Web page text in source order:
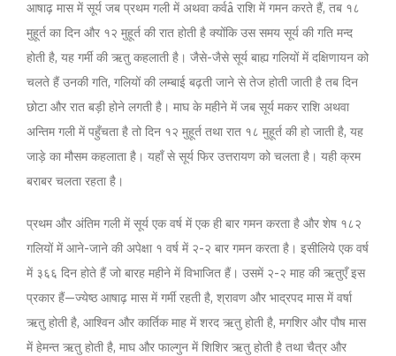
आषाढ़ मास में सूर्य जब प्रथम गली में अथवा कर्वâ राशि में गमन करते हैं, तब १८
मुहूर्त का दिन और १२ मुहूर्त की रात होती है क्योंकि उस समय सूर्य की गति मन्द
होती है, यह गर्मी की ऋतु कहलाती है। जैसे-जैसे सूर्य बाह्य गलियों में दक्षिणायन को
चलते हैं उनकी गति, गलियों की लम्बाई बढ़ती जाने से तेज होती जाती है तब दिन
छोटा और रात बड़ी होने लगती है। माघ के महीने में जब सूर्य मकर राशि अथवा
अन्तिम गली में पहुँचता है तो दिन १२ मुहूर्त तथा रात १८ मुहूर्त की हो जाती है, यह
जाड़े का मौसम कहलाता है। यहाँ से सूर्य फिर उत्तरायण को चलता है। यही क्रम
बराबर चलता रहता है।
प्रथम और अंतिम गली में सूर्य एक वर्ष में एक ही बार गमन करता है और शेष १८२
गलियों में आने-जाने की अपेक्षा १ वर्ष में २-२ बार गमन करता है। इसीलिये एक वर्ष
में ३६६ दिन होते हैं जो बारह महीने में विभाजित हैं। उसमें २-२ माह की ऋतुएँ इस
प्रकार हैं—ज्येष्ठ आषाढ़ मास में गर्मी रहती है, श्रावण और भाद्रपद मास में वर्षा
ऋतु होती है, आश्विन और कार्तिक माह में शरद ऋतु होती है, मगशिर और पौष मास
में हेमन्त ऋतु होती है, माघ और फाल्गुन में शिशिर ऋतु होती है तथा चैत्र और